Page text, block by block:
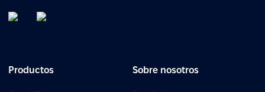
Productos Sobre nosotros